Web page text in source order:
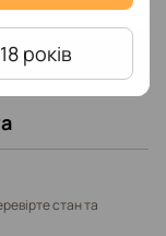
років
стан та